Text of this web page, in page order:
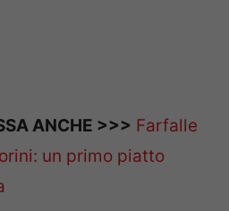
ANCHE >>> Farfalle
un primo piatto